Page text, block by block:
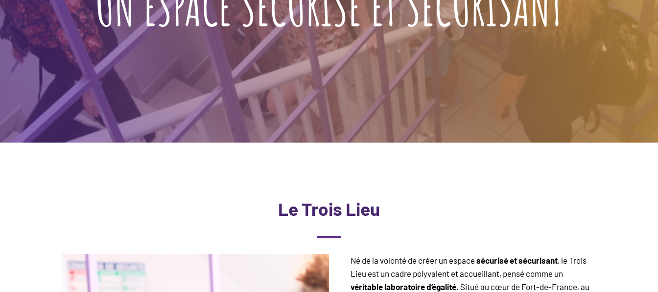
Le Trois Lieu
Né de la volonté de créer un espace sécurisé et sécurisant, le Trois
Lieu est un cadre polyvalent et accueillant, pensé comme un
véritable laboratoire d’égalité. Situé au cœur de Fort-de-France, au